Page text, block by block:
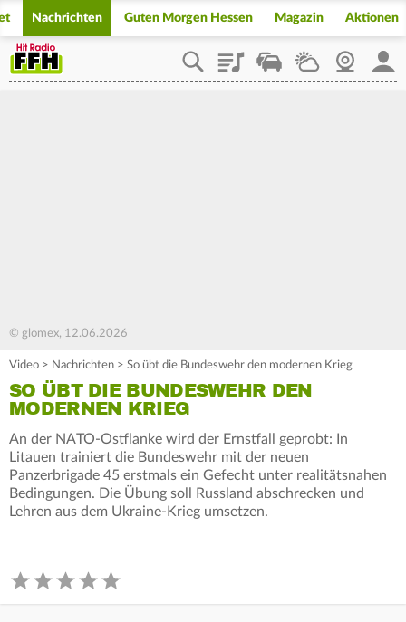
Nachrichten Guten Morgen Hessen Magazin Aktionen
PlaylistStaupilotWetterWebcam
© glomex, 12.06.2026
Video > Nachrichten > So übt die Bundeswehr den modernen Krieg
SO ÜBT DIE BUNDESWEHR DEN
MODERNEN KRIEG
An der NATO-Ostflanke wird der Ernstfall geprobt: In
Litauen trainiert die Bundeswehr mit der neuen
Panzerbrigade 45 erstmals ein Gefecht unter realitätsnahen
Bedingungen. Die Übung soll Russland abschrecken und
Lehren aus dem Ukraine-Krieg umsetzen.